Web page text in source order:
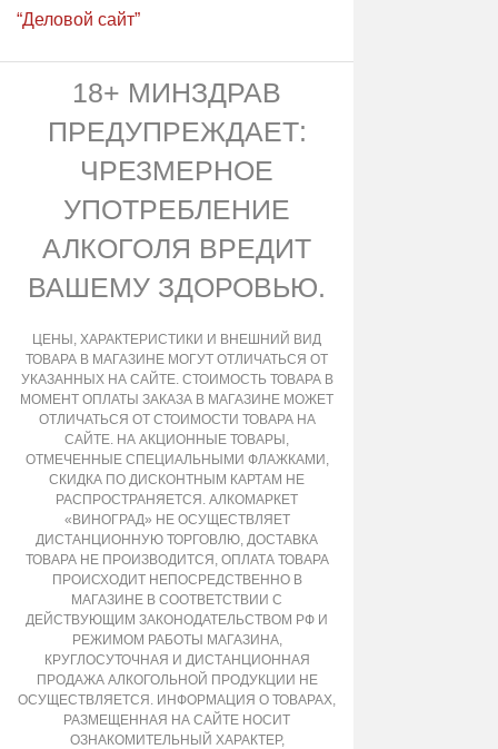
“Деловой сайт”
18+ МИНЗДРАВ
ПРЕДУПРЕЖДАЕТ:
ЧРЕЗМЕРНОЕ
УПОТРЕБЛЕНИЕ
АЛКОГОЛЯ ВРЕДИТ
ВАШЕМУ ЗДОРОВЬЮ.
ЦЕНЫ, ХАРАКТЕРИСТИКИ И ВНЕШНИЙ ВИД
ТОВАРА В МАГАЗИНЕ МОГУТ ОТЛИЧАТЬСЯ ОТ
УКАЗАННЫХ НА САЙТЕ. СТОИМОСТЬ ТОВАРА В
МОМЕНТ ОПЛАТЫ ЗАКАЗА В МАГАЗИНЕ МОЖЕТ
ОТЛИЧАТЬСЯ ОТ СТОИМОСТИ ТОВАРА НА
САЙТЕ. НА АКЦИОННЫЕ ТОВАРЫ,
ОТМЕЧЕННЫЕ СПЕЦИАЛЬНЫМИ ФЛАЖКАМИ,
СКИДКА ПО ДИСКОНТНЫМ КАРТАМ НЕ
РАСПРОСТРАНЯЕТСЯ. АЛКОМАРКЕТ
«ВИНОГРАД» НЕ ОСУЩЕСТВЛЯЕТ
ДИСТАНЦИОННУЮ ТОРГОВЛЮ, ДОСТАВКА
ТОВАРА НЕ ПРОИЗВОДИТСЯ, ОПЛАТА ТОВАРА
ПРОИСХОДИТ НЕПОСРЕДСТВЕННО В
МАГАЗИНЕ В СООТВЕТСТВИИ С
ДЕЙСТВУЮЩИМ ЗАКОНОДАТЕЛЬСТВОМ РФ И
РЕЖИМОМ РАБОТЫ МАГАЗИНА,
КРУГЛОСУТОЧНАЯ И ДИСТАНЦИОННАЯ
ПРОДАЖА АЛКОГОЛЬНОЙ ПРОДУКЦИИ НЕ
ОСУЩЕСТВЛЯЕТСЯ. ИНФОРМАЦИЯ О ТОВАРАХ,
РАЗМЕЩЕННАЯ НА САЙТЕ НОСИТ
ОЗНАКОМИТЕЛЬНЫЙ ХАРАКТЕР,